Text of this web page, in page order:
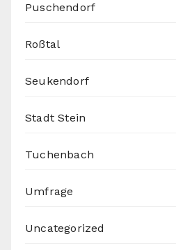
Puschendorf
Roßtal
Seukendorf
Stadt Stein
Tuchenbach
Umfrage
Uncategorized